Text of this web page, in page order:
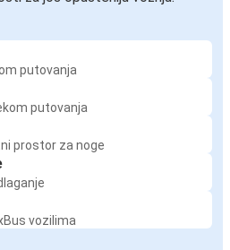
putovanja
putovanja
prostor za noge
vozilima